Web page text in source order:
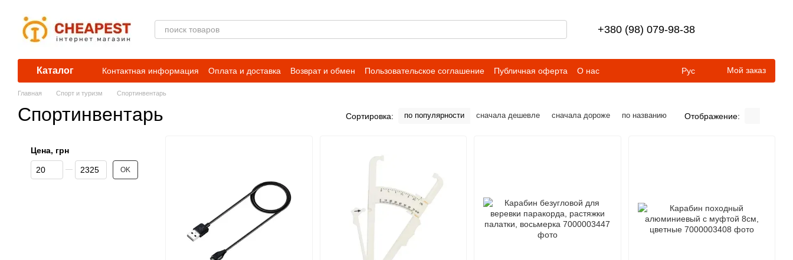
+380 (98) 079-98-38
Каталог Контактная информация Оплата и доставка Возврат и обмен Пользовательское соглашение Публичная оферта О нас Рус Мой заказ
Главная Спорт и туризм Спортинвентарь
Спортинвентарь Сортировка: по популярности сначала дешевле сначала дороже по названию Отображение:
Цена, грн
От Цена, грн
До Цена, грн OK